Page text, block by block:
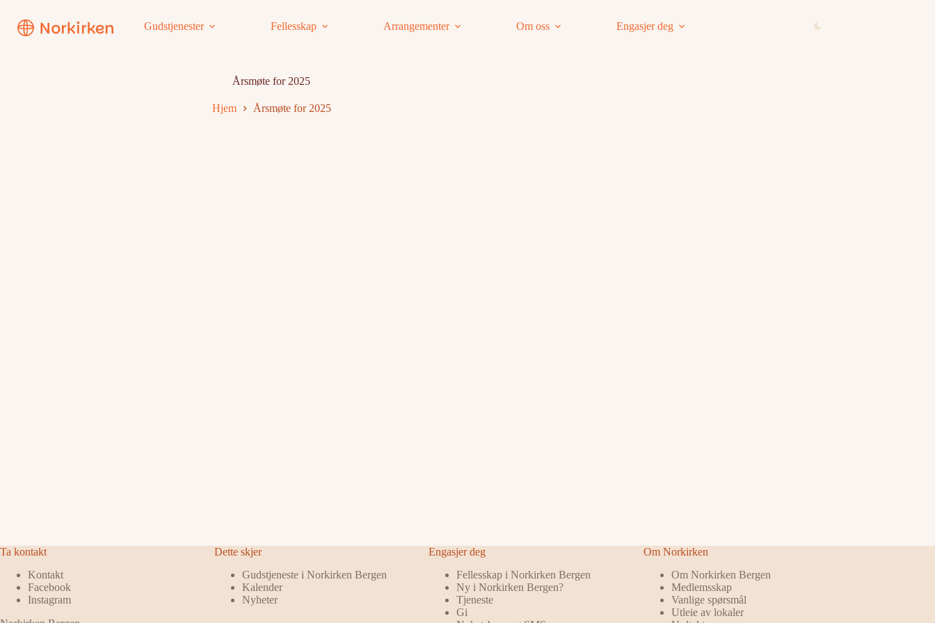
innholdet
Gudstjenester Fellesskap Arrangementer Om oss Engasjer deg
Årsmøte for 2025
Hjem Årsmøte for 2025
Ta kontakt
Kontakt
Facebook
Instagram
Dette skjer
Gudstjeneste i Norkirken Bergen
Kalender
Nyheter
Engasjer deg
Fellesskap i Norkirken Bergen
Ny i Norkirken Bergen?
Tjeneste
Gi
Om Norkirken
Om Norkirken Bergen
Medlemsskap
Vanlige spørsmål
Utleie av lokaler